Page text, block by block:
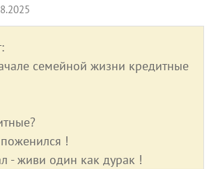
семейной жизни кредитные
!
- живи один как дурак !